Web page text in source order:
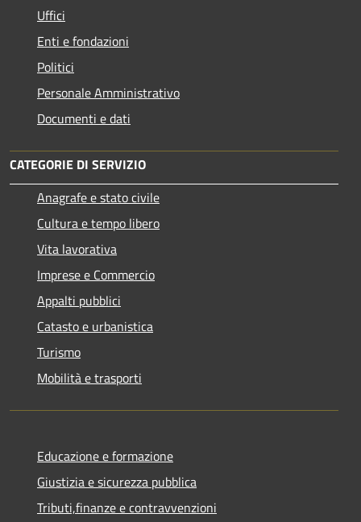
Uffici
Enti e fondazioni
Politici
Personale Amministrativo
Documenti e dati
CATEGORIE DI SERVIZIO
Anagrafe e stato civile
Cultura e tempo libero
Vita lavorativa
Imprese e Commercio
Appalti pubblici
Catasto e urbanistica
Turismo
Mobilità e trasporti
Educazione e formazione
Giustizia e sicurezza pubblica
Tributi,finanze e contravvenzioni